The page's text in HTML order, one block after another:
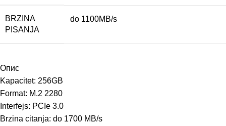
BRZINA
PISANJA
do 1100MB/s
Опис
Kapacitet: 256GB
Format: M.2 2280
Interfejs: PCIe 3.0
Brzina citanja: do 1700 MB/s